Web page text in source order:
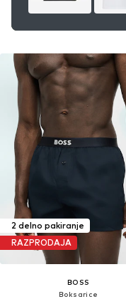
2 delno pakiranje
RAZPRODAJA
BOSS
Boksarice